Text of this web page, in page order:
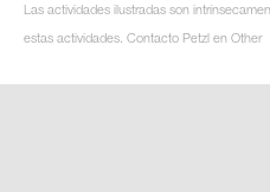
Las actividades ilustradas son
estas actividades. Contacto Petzl en Other